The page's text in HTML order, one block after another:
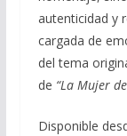
autenticidad y
cargada de
del tema
de “La Mujer
Disponible